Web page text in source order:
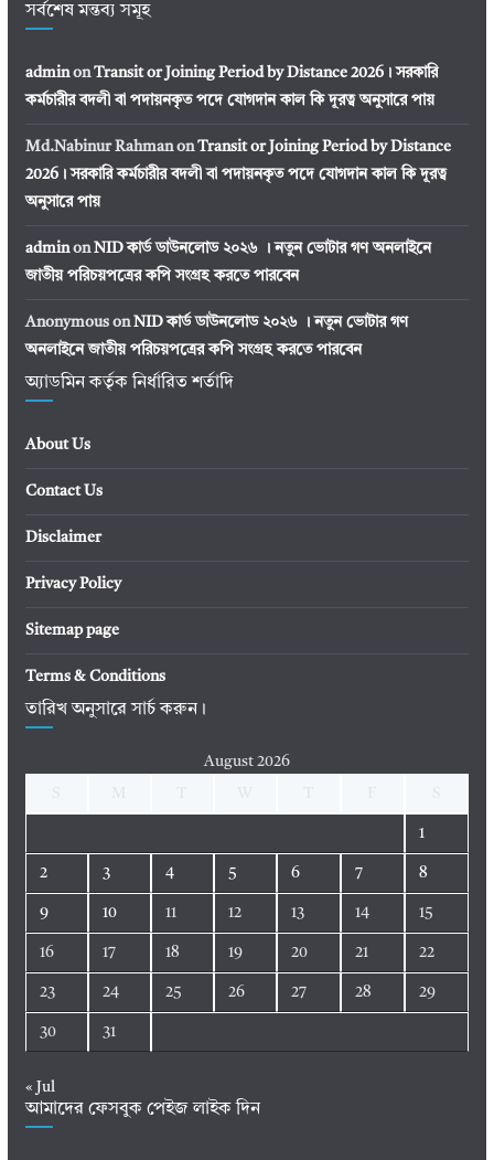
সর্বশেষ মন্তব্য সমূহ
adminon Transit or Joining Period by Distance 2026। সরকারি
কর্মচারীর বদলী বা পদায়নকৃত পদে যোগদান কাল কি দূরত্ব অনুসারে পায়
Md.Nabinur Rahmanon Transit or Joining Period by Distance
2026। সরকারি কর্মচারীর বদলী বা পদায়নকৃত পদে যোগদান কাল কি দূরত্ব
অনুসারে পায়
adminon NID কার্ড ডাউনলোড ২০২৬ । নতুন ভোটার গণ অনলাইনে
জাতীয় পরিচয়পত্রের কপি সংগ্রহ করতে পারবেন
Anonymouson NID কার্ড ডাউনলোড ২০২৬ । নতুন ভোটার গণ
অনলাইনে জাতীয় পরিচয়পত্রের কপি সংগ্রহ করতে পারবেন
অ্যাডমিন কর্তৃক নির্ধারিত শর্তাদি
About Us
Contact Us
Disclaimer
Privacy Policy
Sitemap page
Terms & Conditions
তারিখ অনুসারে সার্চ করুন।
August 2026
1
2 3 4 5 6 7 8
9 10 11 12 13 14 15
16 17 18 19 20 21 22
23 24 25 26 27 28 29
30 31
« Jul
আমাদের ফেসবুক পেইজ লাইক দিন